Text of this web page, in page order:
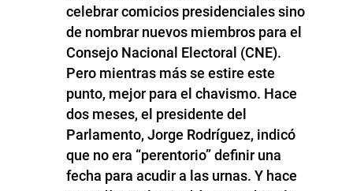
celebrar comicios presidenciales sino
de nombrar nuevos miembros para el
Consejo Nacional Electoral (CNE).
Pero mientras más se estire este
punto, mejor para el chavismo. Hace
dos meses, el presidente del
Parlamento, Jorge Rodríguez, indicó
que no era “perentorio” definir una
fecha para acudir a las urnas. Y hace